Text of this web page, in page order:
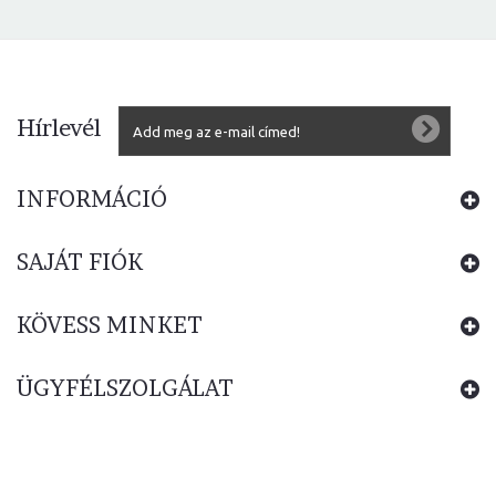
Hírlevél
INFORMÁCIÓ
SAJÁT FIÓK
KÖVESS MINKET
ÜGYFÉLSZOLGÁLAT